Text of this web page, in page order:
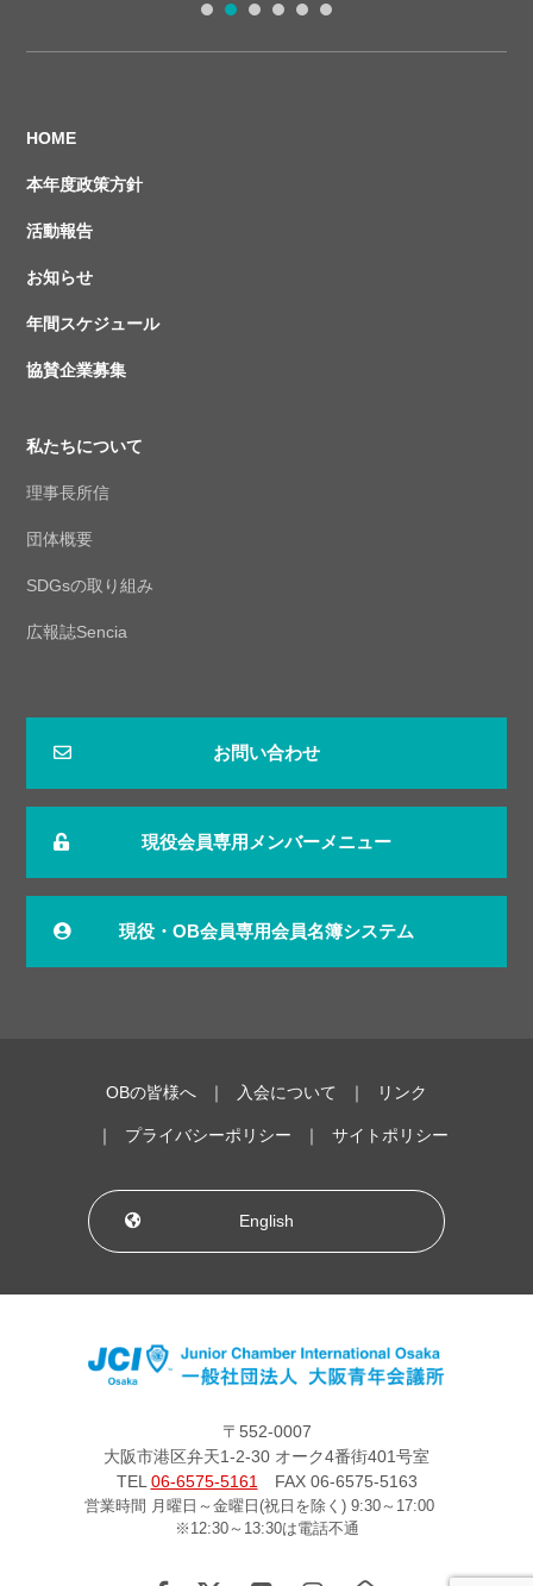
HOME
本年度政策方針
活動報告
お知らせ
年間スケジュール
協賛企業募集
私たちについて
理事長所信
団体概要
SDGsの取り組み
広報誌Sencia
お問い合わせ
現役会員専用メンバーメニュー
現役・OB会員専用会員名簿システム
OBの皆様へ 入会について リンク
プライバシーポリシー サイトポリシー
English
〒552-0007
大阪市港区弁天1-2-30 オーク4番街401号室
TEL 06-6575-5161 FAX 06-6575-5163
営業時間 月曜日～金曜日(祝日を除く) 9:30～17:00
※12:30～13:30は電話不通